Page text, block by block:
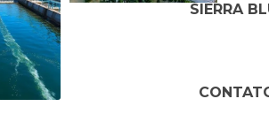
SIERRA